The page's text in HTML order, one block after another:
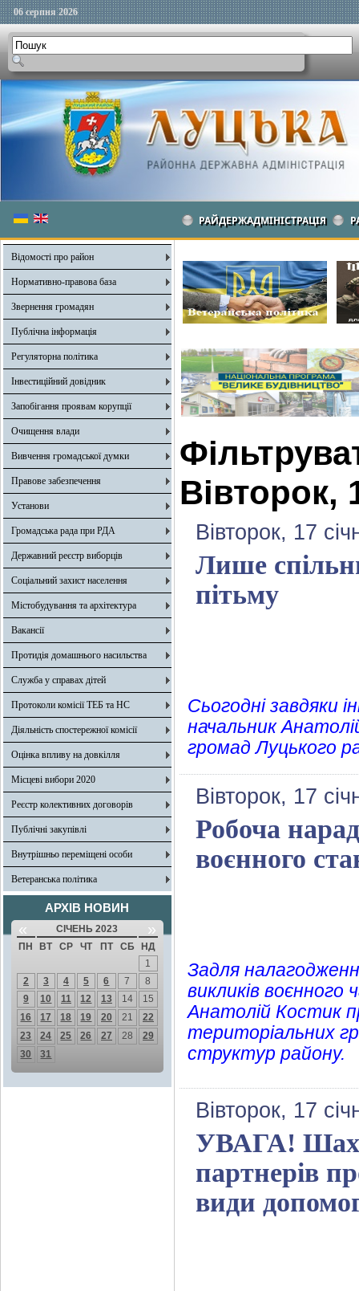
06 серпня 2026
РАЙДЕРЖАДМІНІСТРАЦІЯ
Відомості про район
Нормативно-правова база
Звернення громадян
Публічна інформація
Регуляторна політика
Інвестиційний довідник
Запобігання проявам корупції
Очищення влади
Вивчення громадської думки
Правове забезпечення
Установи
Громадська рада при РДА
Державний реєстр виборців
Соціальний захист населення
Містобудування та архітектура
Вакансії
Протидія домашнього насильства
Служба у справах дітей
Протоколи комісії ТЕБ та НС
Діяльність спостережної комісії
Оцінка впливу на довкілля
Місцеві вибори 2020
Реєстр колективних договорів
Публічні закупівлі
Внутрішньо переміщені особи
Ветеранська політика
АРХІВ НОВИН
« СІЧЕНЬ 2023 »
ПН ВТ СР ЧТ ПТ СБ
НД
1
2
3 4 5 6 7
8
9
10 11 12 13 14
15
16
17 18 19 20 21
22
23
24 25 26 27 28
29
30
31
Вівторок,
Вівторок, 17
Лише
пітьму
Сьогодні завдяки
начальник
громад Луцького
Вівторок, 17
Робоча
воєнного
Задля
викликів воєнного
Анатолій Костик
територіальних
структур району.
Вівторок, 17
УВАГА!
партнерів
види